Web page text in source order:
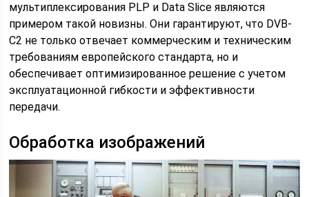
мультиплексирования PLP и Data Slice являются
примером такой новизны. Они гарантируют, что DVB-
C2 не только отвечает коммерческим и техническим
требованиям европейского стандарта, но и
обеспечивает оптимизированное решение с учетом
эксплуатационной гибкости и эффективности
передачи.
Обработка изображений